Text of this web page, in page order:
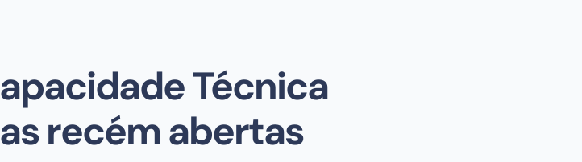
Técnica
recém abertas